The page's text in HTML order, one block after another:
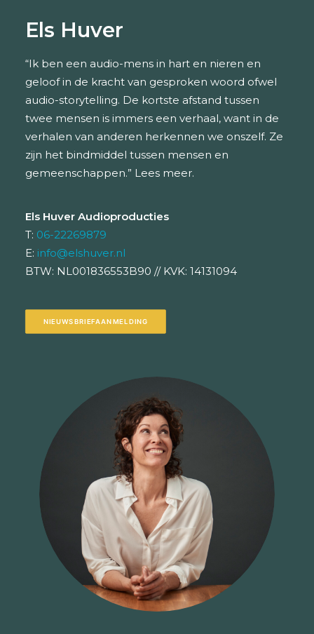
Els Huver
“Ik ben een audio-mens in hart en nieren en
geloof in de kracht van gesproken woord ofwel
audio-storytelling. De kortste afstand tussen
twee mensen is immers een verhaal, want in de
verhalen van anderen herkennen we onszelf. Ze
zijn het bindmiddel tussen mensen en
gemeenschappen.” Lees meer.
Els Huver Audioproducties
T: 06-22269879
E: info@elshuver.nl
BTW: NL001836553B90 // KVK: 14131094
NIEUWSBRIEFAANMELDING